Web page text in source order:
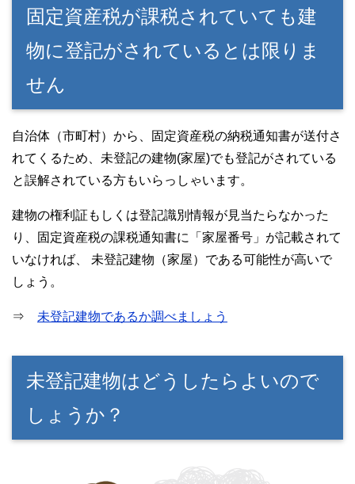
固定資産税が課税されていても建
物に登記がされているとは限りま
せん
自治体（市町村）から、固定資産税の納税通知書が送付さ
れてくるため、未登記の建物(家屋)でも登記がされている
と誤解されている方もいらっしゃいます。
建物の権利証もしくは登記識別情報が見当たらなかった
り、固定資産税の課税通知書に「家屋番号」が記載されて
いなければ、 未登記建物（家屋）である可能性が高いで
しょう。
⇒ 未登記建物であるか調べましょう
未登記建物はどうしたらよいので
しょうか？